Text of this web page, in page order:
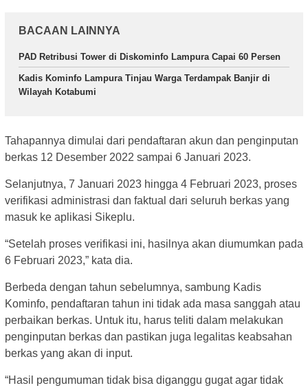
BACAAN LAINNYA
PAD Retribusi Tower di Diskominfo Lampura Capai 60 Persen
Kadis Kominfo Lampura Tinjau Warga Terdampak Banjir di
Wilayah Kotabumi
Tahapannya dimulai dari pendaftaran akun dan penginputan
berkas 12 Desember 2022 sampai 6 Januari 2023.
Selanjutnya, 7 Januari 2023 hingga 4 Februari 2023, proses
verifikasi administrasi dan faktual dari seluruh berkas yang
masuk ke aplikasi Sikeplu.
“Setelah proses verifikasi ini, hasilnya akan diumumkan pada
6 Februari 2023,” kata dia.
Berbeda dengan tahun sebelumnya, sambung Kadis
Kominfo, pendaftaran tahun ini tidak ada masa sanggah atau
perbaikan berkas. Untuk itu, harus teliti dalam melakukan
penginputan berkas dan pastikan juga legalitas keabsahan
berkas yang akan di input.
“Hasil pengumuman tidak bisa diganggu gugat agar tidak